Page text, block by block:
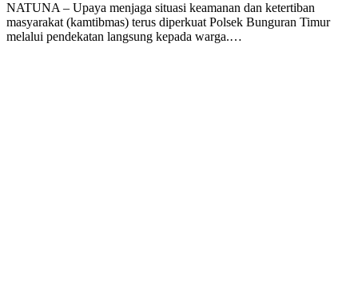
NATUNA – Upaya menjaga situasi keamanan dan ketertiban
masyarakat (kamtibmas) terus diperkuat Polsek Bunguran Timur
melalui pendekatan langsung kepada warga.…